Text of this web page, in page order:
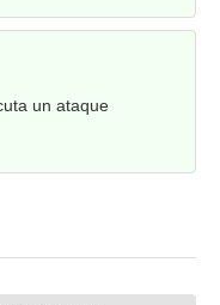
un ataque